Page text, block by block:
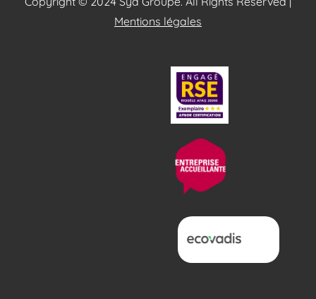
Mentions légales